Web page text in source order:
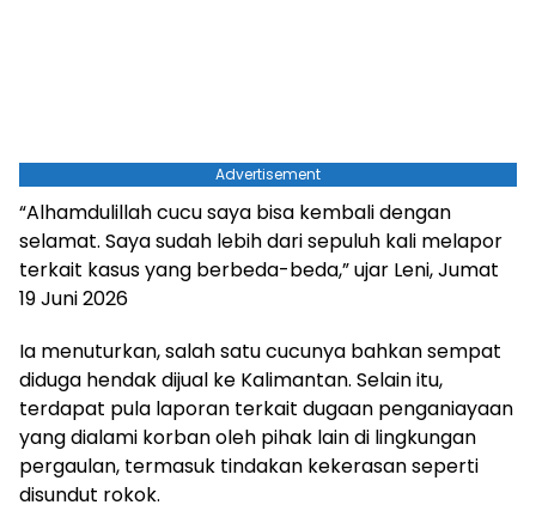
Advertisement
“Alhamdulillah cucu saya bisa kembali dengan
selamat. Saya sudah lebih dari sepuluh kali melapor
terkait kasus yang berbeda-beda,” ujar Leni, Jumat
19 Juni 2026
Ia menuturkan, salah satu cucunya bahkan sempat
diduga hendak dijual ke Kalimantan. Selain itu,
terdapat pula laporan terkait dugaan penganiayaan
yang dialami korban oleh pihak lain di lingkungan
pergaulan, termasuk tindakan kekerasan seperti
disundut rokok.